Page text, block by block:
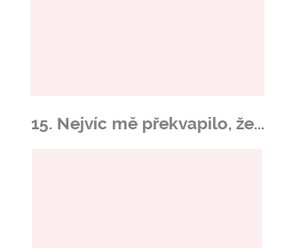
15. Nejvíc mě překvapilo, že...